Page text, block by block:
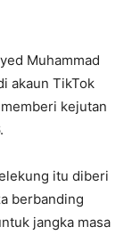
Muhammad
akaun TikTok
kejutan
itu diberi
berbanding
jangka masa